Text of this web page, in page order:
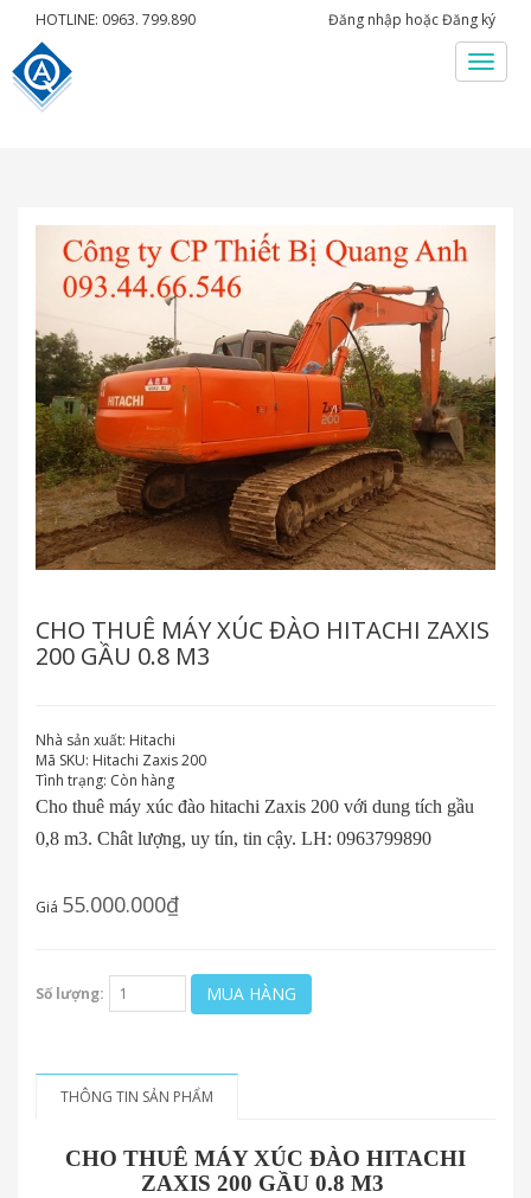
HOTLINE: 0963. 799.890 Đăng nhập hoặcĐăng ký
Menu
CHO THUÊ MÁY XÚC ĐÀO HITACHI ZAXIS
200 GẦU 0.8 M3
Nhà sản xuất: Hitachi
Mã SKU: Hitachi Zaxis 200
Tình trạng: Còn hàng
Cho thuê máy xúc đào hitachi Zaxis 200 với dung tích gầu
0,8 m3. Chât lượng, uy tín, tin cậy. LH: 0963799890
Giá 55.000.000₫
Số lượng: MUA HÀNG
THÔNG TIN SẢN PHẨM
CHO THUÊ MÁY XÚC ĐÀO HITACHI
ZAXIS 200 GẦU 0.8 M3